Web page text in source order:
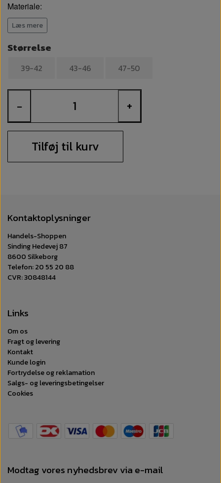
Materiale:
76% Bomuld 22% Polyamid 2% Elastan
Vægt 75 gram pr par
Læs mere
Størrelse
39-42 43-46 47-50
− +
Tilføj til kurv
Kontaktoplysninger
Handels-Shoppen
Sinding Hedevej 87
8600 Silkeborg
Telefon: 20 55 20 88
CVR: 30848144
Links
Om os
Fragt og levering
Kontakt
Kunde login
Fortrydelse og reklamation
Salgs- og leveringsbetingelser
Cookies
Modtag vores nyhedsbrev via e-mail